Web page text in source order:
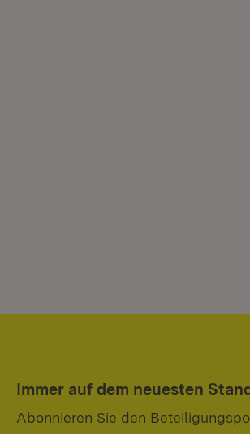
Immer auf dem neuesten
Abonnieren Sie den